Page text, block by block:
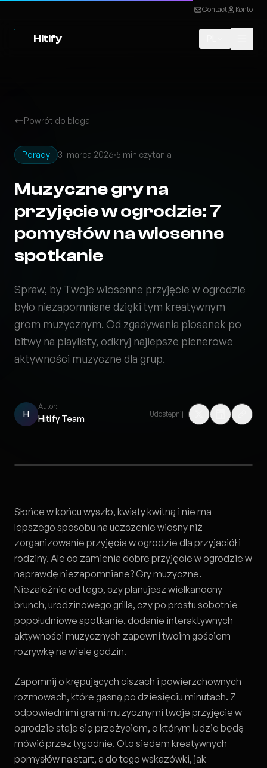
Contact Konto
Hitify
Powrót do bloga
Porady 31 marca 2026 5 min czytania
Muzyczne gry na
przyjęcie w ogrodzie: 7
pomysłów na wiosenne
spotkanie
Spraw, by Twoje wiosenne przyjęcie w ogrodzie
było niezapomniane dzięki tym kreatywnym
grom muzycznym. Od zgadywania piosenek po
bitwy na playlisty, odkryj najlepsze plenerowe
aktywności muzyczne dla grup.
H
Autor:
Hitify Team Udostępnij
Słońce w końcu wyszło, kwiaty kwitną i nie ma
lepszego sposobu na uczczenie wiosny niż
zorganizowanie przyjęcia w ogrodzie dla przyjaciół i
rodziny. Ale co zamienia dobre przyjęcie w ogrodzie w
naprawdę niezapomniane? Gry muzyczne.
Niezależnie od tego, czy planujesz wielkanocny
brunch, urodzinowego grilla, czy po prostu sobotnie
popołudniowe spotkanie, dodanie interaktywnych
aktywności muzycznych zapewni twoim gościom
rozrywkę na wiele godzin.
Zapomnij o krępujących ciszach i powierzchownych
rozmowach, które gasną po dziesięciu minutach. Z
odpowiednimi grami muzycznymi twoje przyjęcie w
ogrodzie staje się przeżyciem, o którym ludzie będą
mówić przez tygodnie. Oto siedem kreatywnych
pomysłów na start, a do tego wskazówki, jak